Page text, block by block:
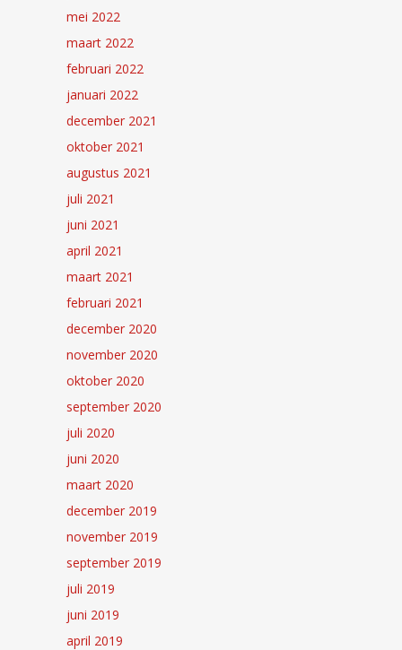
mei 2022
maart 2022
februari 2022
januari 2022
december 2021
oktober 2021
augustus 2021
juli 2021
juni 2021
april 2021
maart 2021
februari 2021
december 2020
november 2020
oktober 2020
september 2020
juli 2020
juni 2020
maart 2020
december 2019
november 2019
september 2019
juli 2019
juni 2019
april 2019